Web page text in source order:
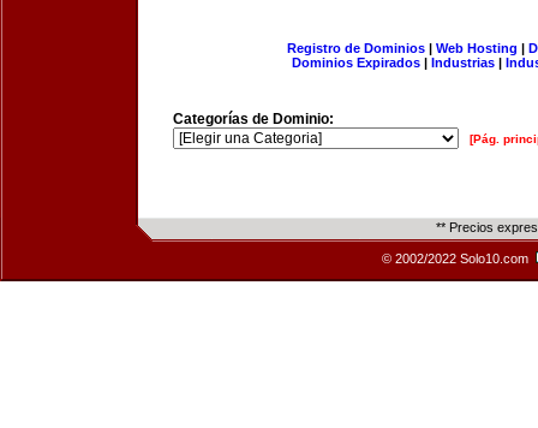
Registro de Dominios| Web Hosting |
Dominios Expirados | Industrias |
Categorías de Dominio:
[Pág.
** Precios
© 2002/2022 Solo10.com